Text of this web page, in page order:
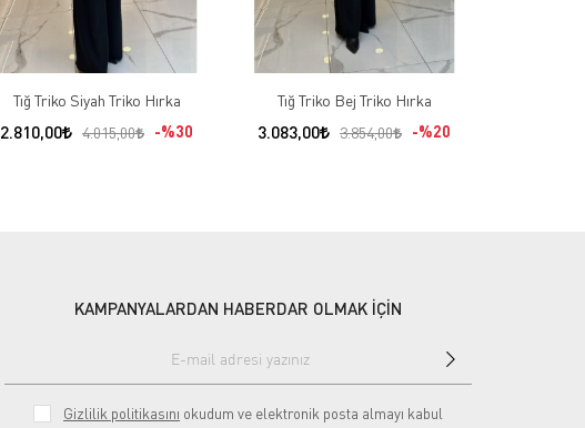
Tığ Triko Siyah Triko Hırka
2.810,00 4.015,00 %30
Tığ Triko Bej Triko Hırka
3.083,00 3.854,00 %20
KAMPANYALARDAN HABERDAR OLMAK İÇİN
Gizlilik politikasını okudum ve elektronik posta almayı kabul